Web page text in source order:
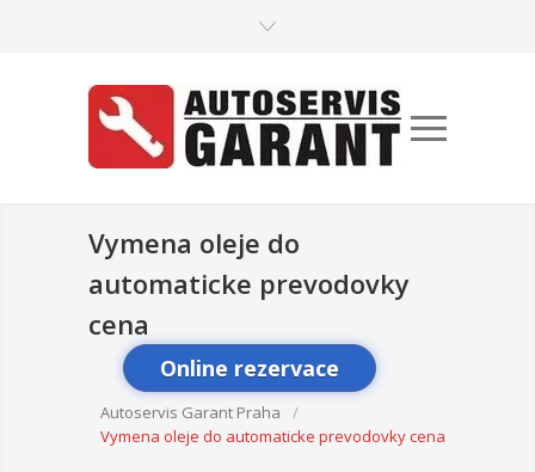
Vymena oleje do
automaticke prevodovky
cena
Online rezervace
Autoservis Garant Praha
/
Vymena oleje do automaticke prevodovky cena